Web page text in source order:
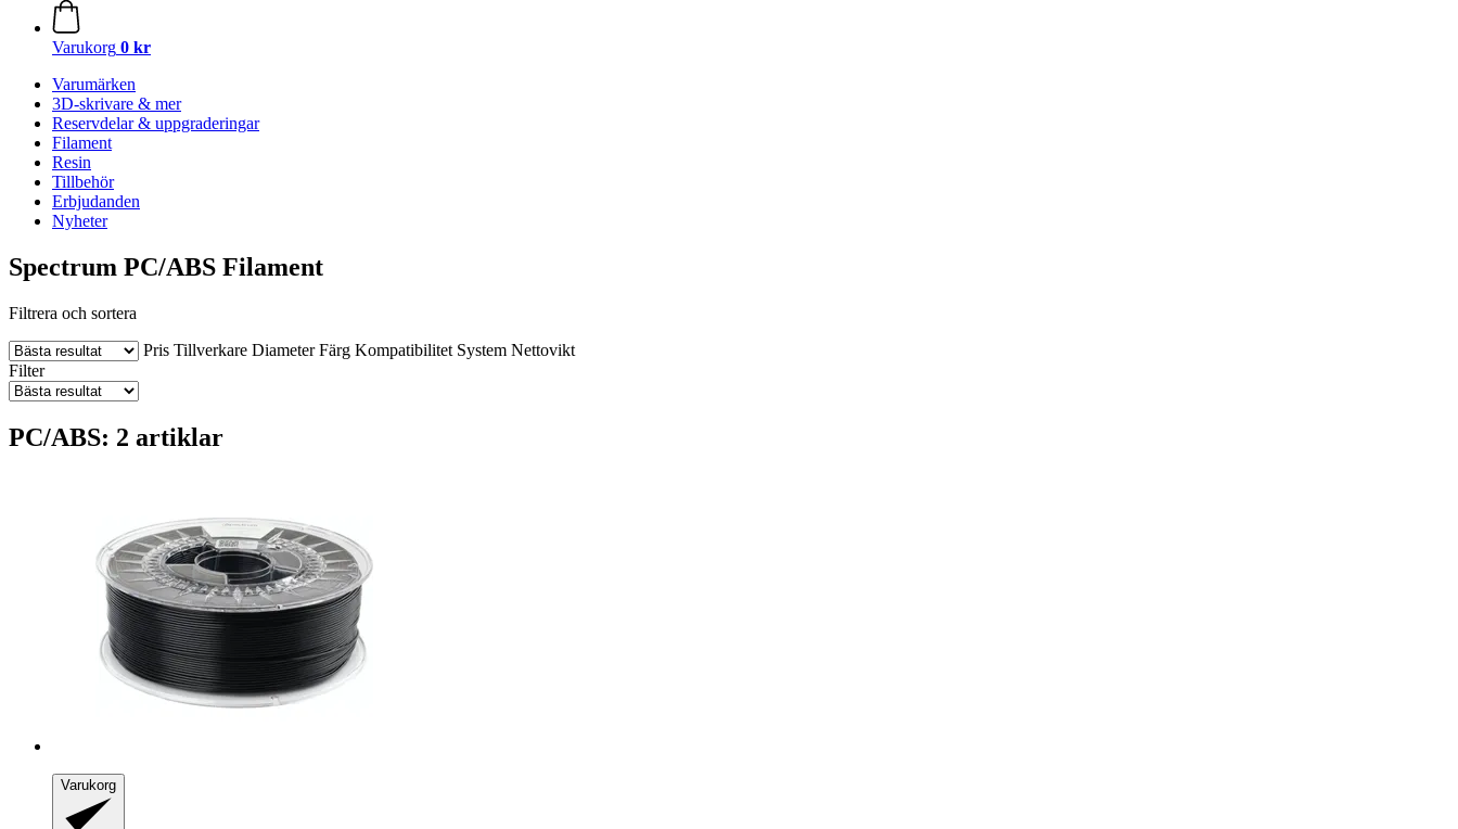
Varukorg 0 kr
Varumärken
3D-skrivare & mer
Reservdelar & uppgraderingar
Filament
Resin
Tillbehör
Erbjudanden
Nyheter
Spectrum PC/ABS Filament
Filtrera och sortera
Pris Tillverkare Diameter Färg Kompatibilitet System Nettovikt
Filter
PC/ABS: 2 artiklar
Varukorg